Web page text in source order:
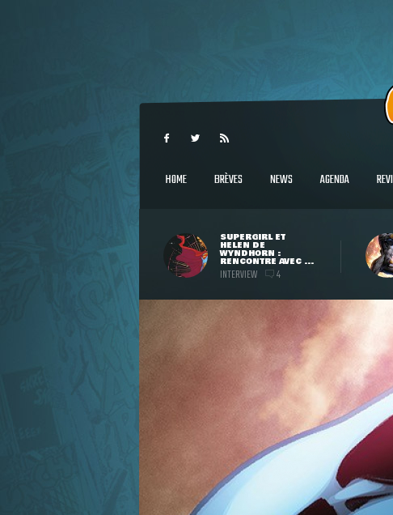
HOME BRÈVES NEWS AGENDA
SUPERGIRL ET
HELEN DE
WYNDHORN :
RENCONTRE AVEC ...
INTERVIEW 4